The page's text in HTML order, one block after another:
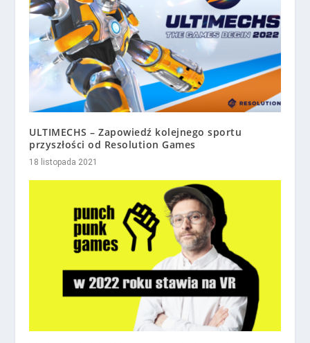
ULTIMECHS – Zapowiedź kolejnego sportu
przyszłości od Resolution Games
18 listopada 2021